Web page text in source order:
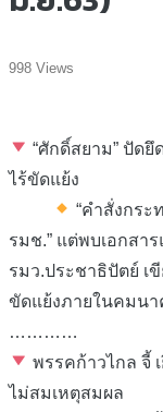
998 Views
“ศักดิ์สยาม” ปัด
ไร้ขัดแย้ง
“คำสั่งกระ
รมช.” แต่พบเอกสา
รมว.ประชาธิปัตย์ เ
ขัดแย้งภายในคมนา
…………
พรรคก้าวไกล จี้
ไม่สมเหตุสมผล